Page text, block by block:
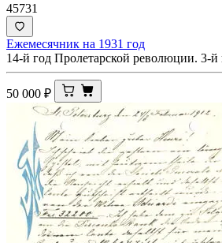
45731
Ежемесячник на 1931 год
14-й год Пролетарской революции. 3-й
50 000 ₽